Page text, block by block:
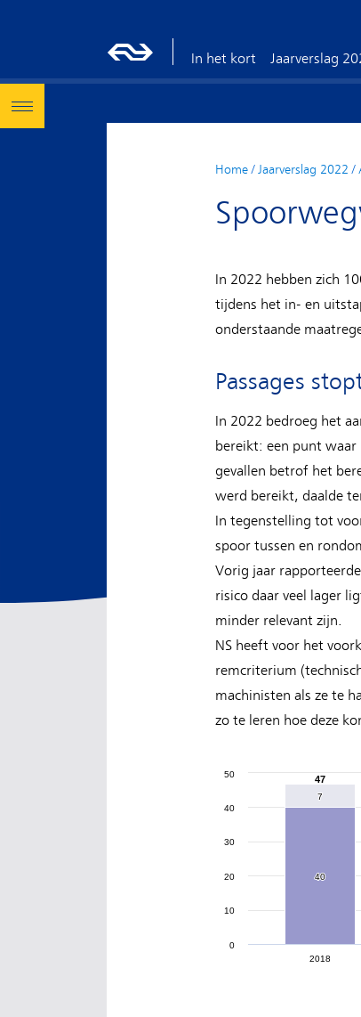
In het kort Jaarverslag
Home/ Jaarverslag 2022 /
In 2022 hebben zich
tijdens het in- en
onderstaande
Passages
In 2022 bedroeg het
bereikt: een punt waar
gevallen betrof het
werd bereikt, daalde
In tegenstelling tot
spoor tussen en
Vorig jaar
risico daar veel lager
minder relevant zijn.
NS heeft voor het
remcriterium
machinisten als ze te
zo te leren hoe deze
47
47
7
7
40
40
2018
0
10
20
30
40
50